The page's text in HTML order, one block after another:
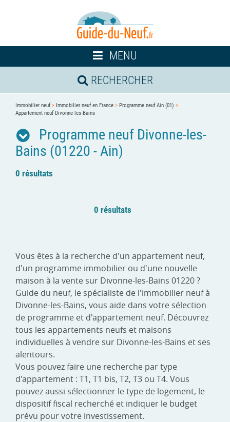
Toggle
navigation
MENU
RECHERCHER
Immobilier neuf> Immobilier neuf en France > Programme neuf Ain (01) >
Appartement neuf Divonne-les-Bains
Programme neuf Divonne-les-
Bains (01220 - Ain)
0 résultats
0 résultats
Vous êtes à la recherche d'un appartement neuf,
d'un programme immobilier ou d'une nouvelle
maison à la vente sur Divonne-les-Bains 01220 ?
Guide du neuf, le spécialiste de l'immobilier neuf à
Divonne-les-Bains, vous aide dans votre sélection
de programme et d'appartement neuf. Découvrez
tous les appartements neufs et maisons
individuelles à vendre sur Divonne-les-Bains et ses
alentours.
Vous pouvez faire une recherche par type
d'appartement : T1, T1 bis, T2, T3 ou T4. Vous
pouvez aussi sélectionner le type de logement, le
dispositif fiscal recherché et indiquer le budget
prévu pour votre investissement.